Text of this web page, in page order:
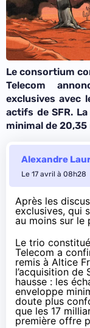
Le consortium
Telecom
exclusives avec
actifs de SFR.
minimal de 20,35
Alexandre
Le 17 avril à 08h28
Après les
exclusives, qui
au moins sur le
Le trio
Telecom a
remis à Altice
l’acquisition de
hausse : les
enveloppe
doute plus
que les 17
première offre